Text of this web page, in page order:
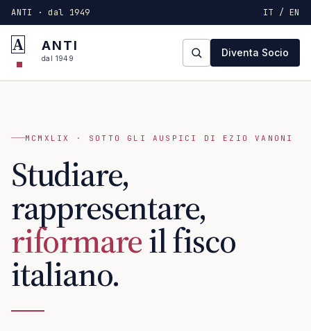
ANTI · dal 1949 IT / EN
A ANTI
dal 1949 Diventa Socio
MCMXLIX · SOTTO GLI AUSPICI DI EZIO VANONI
Studiare,
rappresentare,
riformareil fisco
italiano.